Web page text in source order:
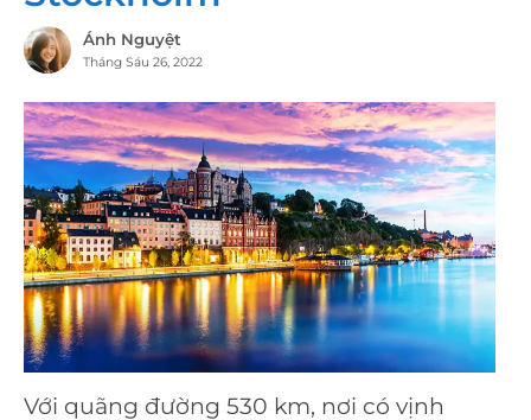
Ánh Nguyệt
Tháng Sáu 26, 2022
Với quãng đường 530 km, nơi có vịnh